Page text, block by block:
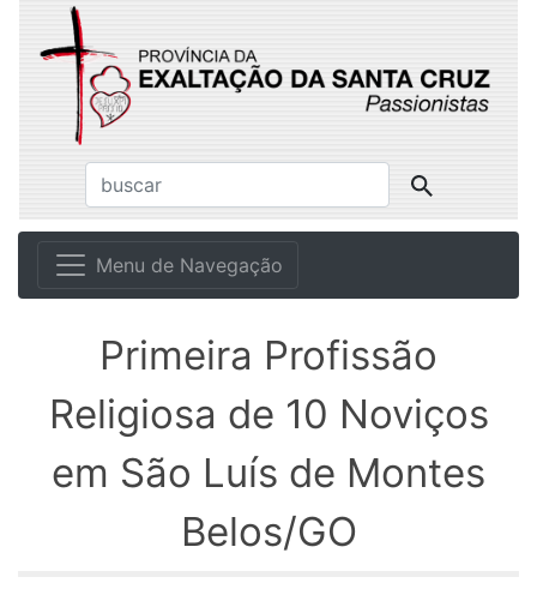
Menu de Navegação
Primeira Profissão
Religiosa de 10 Noviços
em São Luís de Montes
Belos/GO